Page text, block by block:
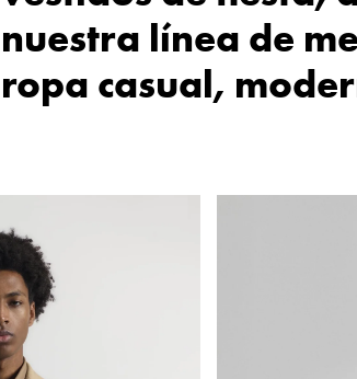
nuestra línea de
ropa casual,